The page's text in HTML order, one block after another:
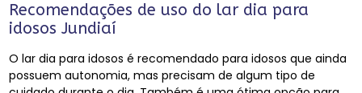
Recomendações de uso do lar dia para
idosos Jundiaí
O lar dia para idosos é recomendado para idosos que ainda
possuem autonomia, mas precisam de algum tipo de